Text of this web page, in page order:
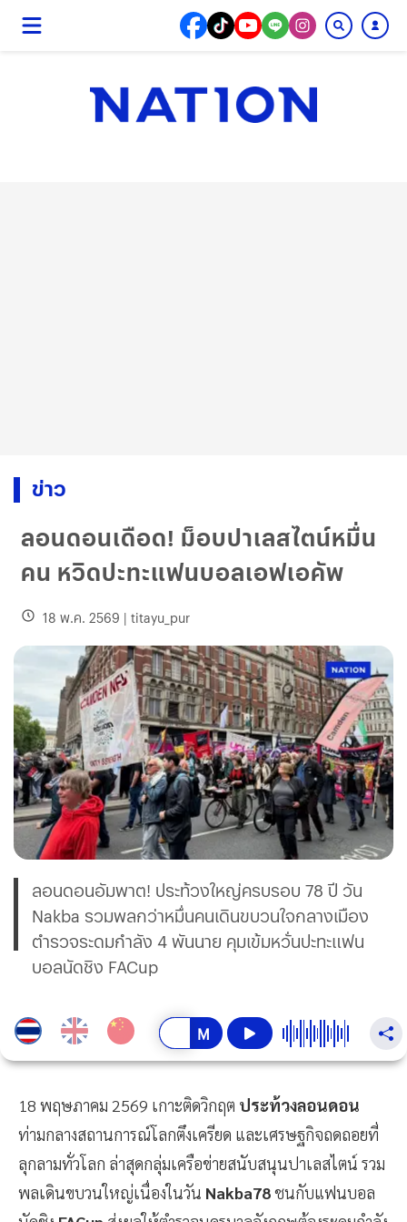
ข่าว
ลอนดอนเดือด! ม็อบปาเลสไตน์หมื่น
คน หวิดปะทะแฟนบอลเอฟเอคัพ
18 พ.ค. 2569 | titayu_pur
ลอนดอนอัมพาต! ประท้วงใหญ่ครบรอบ 78 ปี วัน
Nakba รวมพลกว่าหมื่นคนเดินขบวนใจกลางเมือง
ตำรวจระดมกำลัง 4 พันนาย คุมเข้มหวั่นปะทะแฟน
บอลนัดชิง FACup
18 พฤษภาคม 2569 เกาะติดวิกฤต ประท้วงลอนดอน
ท่ามกลางสถานการณ์โลกตึงเครียด และเศรษฐกิจถดถอยที่
ลุกลามทั่วโลก ล่าสุดกลุ่มเครือข่ายสนับสนุนปาเลสไตน์ รวม
พลเดินขบวนใหญ่เนื่องในวัน Nakba78ชนกับแฟนบอล